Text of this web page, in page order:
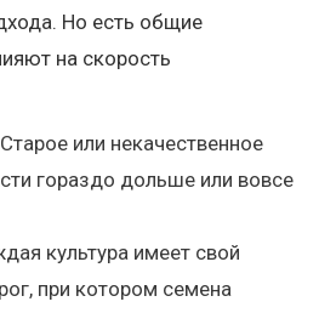
Но есть общие
на скорость
или некачественное
гораздо дольше или вовсе
культура имеет свой
при котором семена